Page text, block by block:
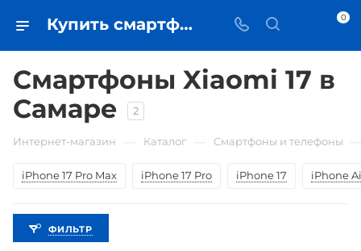
Купить смартфоны Xiaomi 17 в Самаре - цена в iЧехол 0
Смартфоны Xiaomi 17 в
Самаре
2
Интернет-магазин Каталог Смартфоны и телефоны
iPhone 17 Pro Max iPhone 17 Pro iPhone 17 iPhone
ФИЛЬТР